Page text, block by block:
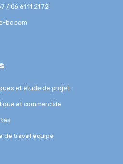
/ 06 61 11 21 72
bc.com
et étude de projet
et commerciale
de travail équipé